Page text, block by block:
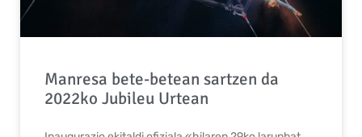
Manresa bete-betean sartzen da
2022ko Jubileu Urtean